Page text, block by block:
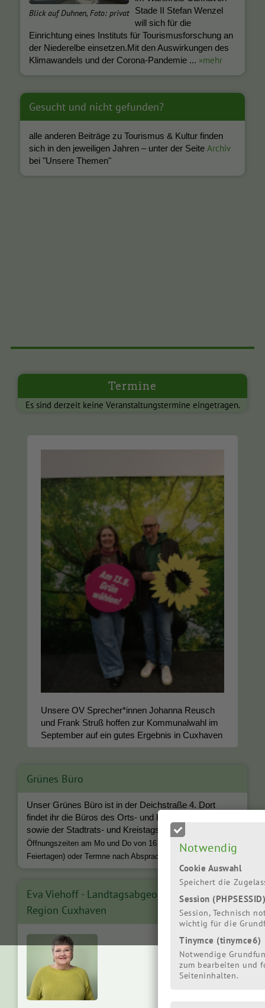
Notwendig
Cookie Auswahl
Speichert die
Session
Session, Technisch
wichtig für die
Tinymce (tinymce6)
Notwendige
zum bearbeiten und
Seiteninhalten.
Termine
Es sind derzeit keine Veranstaltungstermine eingetragen.
Unsere OV Sprecher*innen Johanna Reusch
und Frank Struß hoffen zur Kommunalwahl im
September auf ein gutes Ergebnis in Cuxhaven
Grünes Büro
Unser Grünes Büro ist in der Deichstraße 4. Dort
findet ihr die Büros des Orts- und Kreisverbandes
sowie der Stadtrats- und Kreistagsfraktion
Öffnungszeiten am Mo und Do von 16 - 18 Uhr (außer an
Feiertagen) oder Termne nach Absprache.
Eva Viehoff - Landtagsabgeordnete für die
Region Cuxhaven
Blick auf Duhnen, Foto: privat
Stade II Stefan Wenzel
will sich für die
Einrichtung eines Instituts für Tourismusforschung an
der Niederelbe einsetzen.Mit den Auswirkungen des
Klimawandels und der Corona-Pandemie ... »mehr
Gesucht und nicht gefunden?
alle anderen Beiträge zu Tourismus & Kultur finden
sich in den jeweiligen Jahren – unter der Seite Archiv
bei "Unsere Themen"